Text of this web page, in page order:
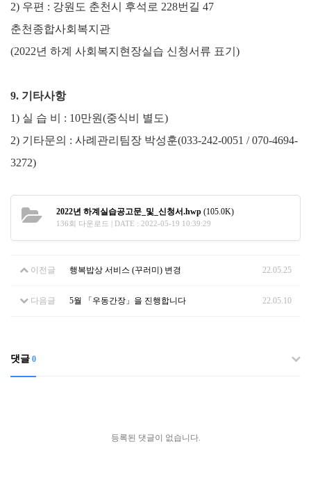
2) 우편 : 강원도 춘천시 후석로 228번길 47
춘천종합사회복지관
(2022년 하계 사회복지현장실습 신청서류 표기 )
9. 기타사항
1) 실 습 비 : 10만원(중식비 별도)
2) 기타문의 : 사례관리팀장 박성훈(033-242-0051 / 070-4694-
3272)
2022년 하계실습공고문_및_신청서.hwp (105.0K)
136회 다운로드 | DATE : 2022-05-19 10:39:29
이전글 행복밥상 서비스 (꾸러미) 변경 22.05.25
다음글 5월 「우동간장」을 진행합니다 22.05.10
댓글 0
등록된 댓글이 없습니다.